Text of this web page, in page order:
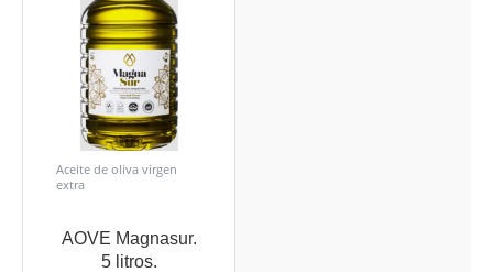
Aceite de oliva virgen
extra
AOVE Magnasur.
5 litros.